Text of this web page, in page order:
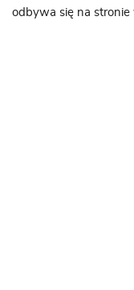
odbywa się na